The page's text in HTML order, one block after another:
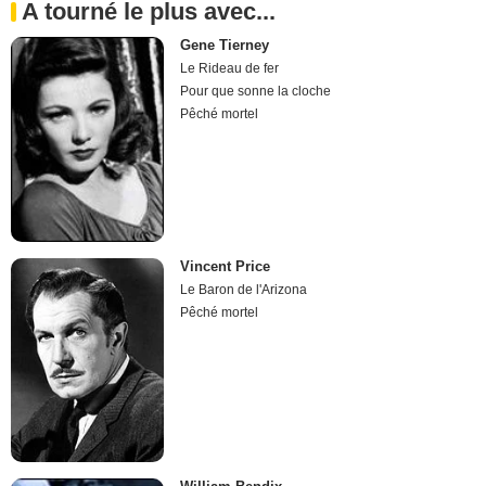
A tourné le plus avec...
Gene Tierney
Le Rideau de fer
Pour que sonne la cloche
Pêché mortel
Vincent Price
Le Baron de l'Arizona
Pêché mortel